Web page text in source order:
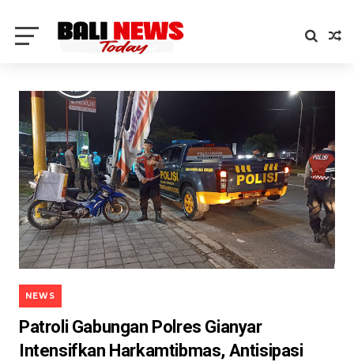
NEWS
Patroli Gabungan Polres Gianyar
Intensifkan Harkamtibmas, Antisipasi